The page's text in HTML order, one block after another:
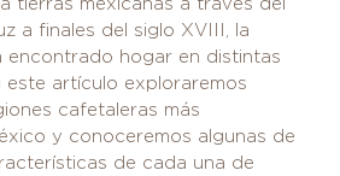
a finales del siglo XVIII, la
encontrado hogar en distintas
este artículo exploraremos
cafetaleras más
y conoceremos algunas de
de cada una de